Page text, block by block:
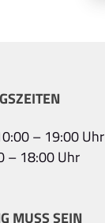
– 19:00 Uhr
– 18:00 Uhr
MUSS SEIN